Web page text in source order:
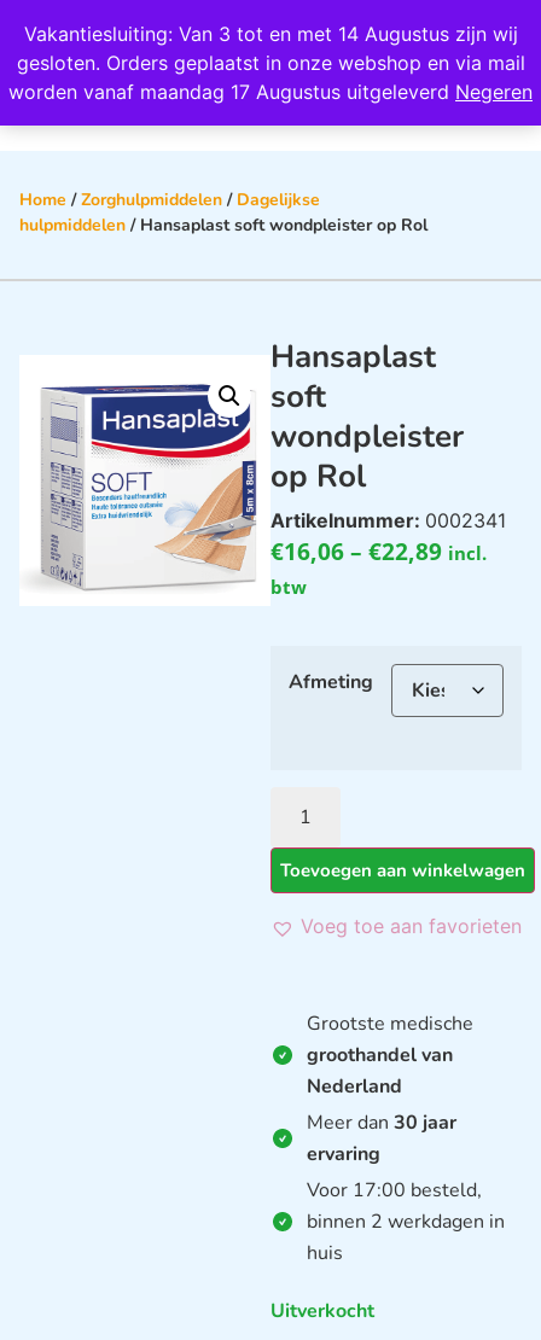
Vakantiesluiting: Van 3 tot en met 14 Augustus zijn wij
gesloten. Orders geplaatst in onze webshop en via mail
worden vanaf maandag 17 Augustus uitgeleverd Negeren
Wij scoren een 4,8 op Google
Home /Zorghulpmiddelen / Dagelijkse
hulpmiddelen / Hansaplast soft wondpleister op Rol
Hansaplast
soft
wondpleister
op Rol
Artikelnummer: 0002341
€16,06– €22,89 incl.
btw
Afmeting
Toevoegen aan winkelwagen
Voeg toe aan favorieten
Grootste medische
groothandel van
Nederland
Meer dan 30 jaar
ervaring
Voor 17:00 besteld,
binnen 2 werkdagen in
huis
Uitverkocht